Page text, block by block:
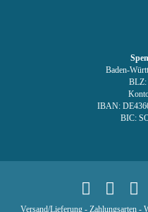
Baden-
BLZ:
IBAN:
BIC:
Versand/Lieferung- Zahlungsarten-